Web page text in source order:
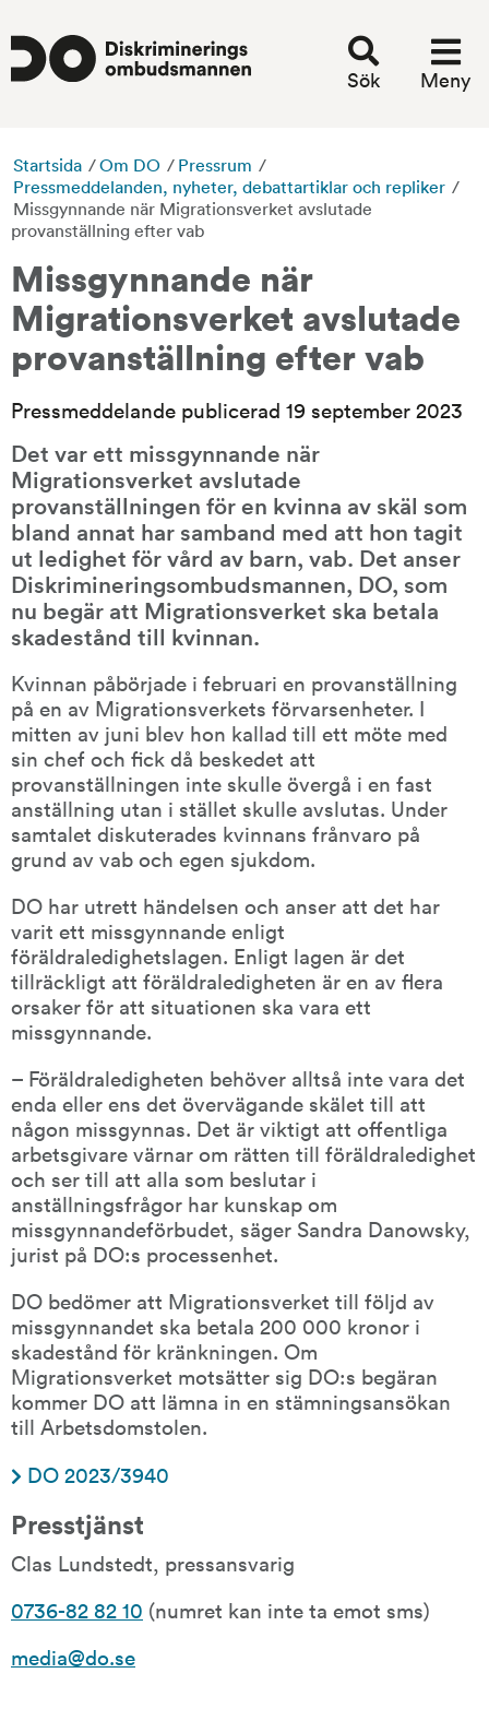
Sök Meny
Startsida /Om DO / Pressrum /
Pressmeddelanden, nyheter, debattartiklar och repliker /
Missgynnande när Migrationsverket avslutade
provanställning efter vab
Missgynnande när
Migrationsverket avslutade
provanställning efter vab
Pressmeddelande publicerad 19 september 2023
Det var ett missgynnande när
Migrationsverket avslutade
provanställningen för en kvinna av skäl som
bland annat har samband med att hon tagit
ut ledighet för vård av barn, vab. Det anser
Diskrimineringsombudsmannen, DO, som
nu begär att Migrationsverket ska betala
skadestånd till kvinnan.
Kvinnan påbörjade i februari en provanställning
på en av Migrationsverkets förvarsenheter. I
mitten av juni blev hon kallad till ett möte med
sin chef och fick då beskedet att
provanställningen inte skulle övergå i en fast
anställning utan i stället skulle avslutas. Under
samtalet diskuterades kvinnans frånvaro på
grund av vab och egen sjukdom.
DO har utrett händelsen och anser att det har
varit ett missgynnande enligt
föräldraledighetslagen. Enligt lagen är det
tillräckligt att föräldraledigheten är en av flera
orsaker för att situationen ska vara ett
missgynnande.
– Föräldraledigheten behöver alltså inte vara det
enda eller ens det övervägande skälet till att
någon missgynnas. Det är viktigt att offentliga
arbetsgivare värnar om rätten till föräldraledighet
och ser till att alla som beslutar i
anställningsfrågor har kunskap om
missgynnandeförbudet, säger Sandra Danowsky,
jurist på DO:s processenhet.
DO bedömer att Migrationsverket till följd av
missgynnandet ska betala 200 000 kronor i
skadestånd för kränkningen. Om
Migrationsverket motsätter sig DO:s begäran
kommer DO att lämna in en stämningsansökan
till Arbetsdomstolen.
DO 2023/3940
Presstjänst
Clas Lundstedt, pressansvarig
0736-82 82 10 (numret kan inte ta emot sms)
media@do.se